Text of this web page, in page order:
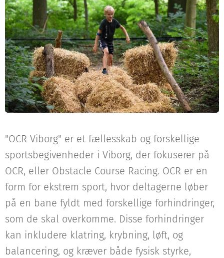
"OCR Viborg" er et fællesskab og forskellige
sportsbegivenheder i Viborg, der fokuserer på
OCR, eller Obstacle Course Racing. OCR er en
form for ekstrem sport, hvor deltagerne løber
på en bane fyldt med forskellige forhindringer,
som de skal overkomme. Disse forhindringer
kan inkludere klatring, krybning, løft, og
balancering, og kræver både fysisk styrke,